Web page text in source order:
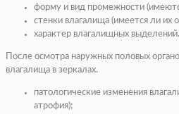
форму и вид промежности (
стенки влагалища (имеется ли их
характер влагалищных выделений.
После осмотра наружных половых
влагалища в зеркалах.
патологические изменения
атрофия);